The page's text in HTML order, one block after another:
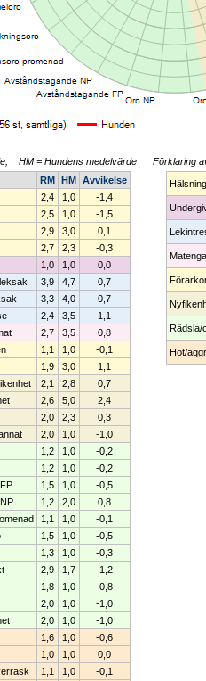
HM = Hundens medelvärde
RM HM
Avvikelse
2,4 1,0
-1,4
2,5 1,0
-1,5
2,9 3,0
0,1
2,7 2,3
-0,3
1,0 1,0
0,0
3,9 4,7
0,7
3,3 4,0
0,7
2,4 3,5
1,1
2,7 3,5
0,8
1,1 1,0
-0,1
1,9 3,0
1,1
2,1 2,8
0,7
2,6 5,0
2,4
2,0 2,3
0,3
2,0 1,0
-1,0
1,2 1,0
-0,2
1,2 1,0
-0,2
1,5 1,0
-0,5
1,2 2,0
0,8
1,1 1,0
-0,1
1,5 1,0
-0,5
1,3 1,0
-0,3
2,9 1,7
-1,2
1,8 1,0
-0,8
2,0 1,0
-1,0
2,0 1,0
-1,0
1,6 1,0
-0,6
1,0 1,0
0,0
1,1 1,0
-0,1
Förklaring
Hälsning
Rädsla/
Hot/